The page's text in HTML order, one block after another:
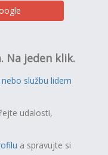
Na jeden klik.
službu lidem
udalosti,
a spravujte si